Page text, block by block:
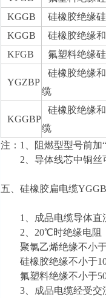
KGGB
硅橡胶绝缘
KGGB
硅橡胶绝缘
KFGB
氟塑料绝缘
YGZBP
硅橡胶绝缘
缆
KGGBP
硅橡胶绝缘
缆
注：1、阻燃型型号前加
2、导体线芯中铜丝
五、硅橡胶扁电缆
1、成品电缆导体直
2、20℃时绝缘电阻
聚氯乙烯绝缘不小于
硅橡胶绝缘不小于
氟塑料绝缘不小于
3、成品电缆经受交